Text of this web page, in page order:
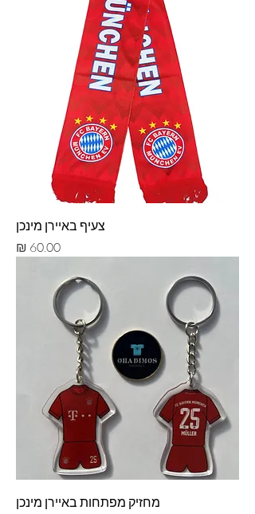
צעיף באיירן מינכן
מחיר
מחזיק מפתחות באיירן מינכן